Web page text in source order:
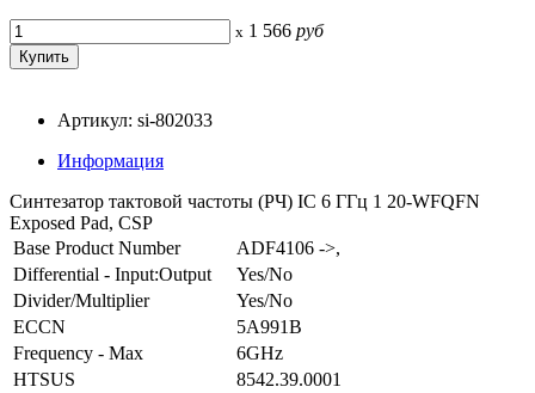
x 1 566 руб
Артикул: si-802033
Информация
Синтезатор тактовой частоты (РЧ) IC 6 ГГц 1 20-WFQFN
Exposed Pad, CSP
Base Product Number
ADF4106 ->,
Differential - Input:Output
Yes/No
Divider/Multiplier
Yes/No
ECCN
5A991B
Frequency - Max
6GHz
HTSUS
8542.39.0001